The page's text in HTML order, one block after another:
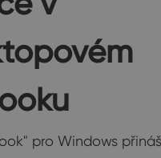
pro Windows